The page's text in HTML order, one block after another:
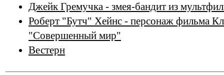
Джейк Гремучка - змея-бандит из
Роберт "Бутч" Хейнс - персонаж фильма
"Совершенный мир"
Вестерн